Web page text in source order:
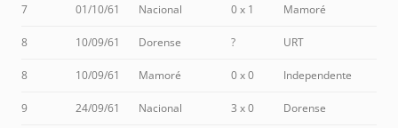
7 01/10/61 Nacional 0 x 1 Mamoré
8 10/09/61 Dorense ? URT
8 10/09/61 Mamoré 0 x 0 Independente
9 24/09/61 Nacional 3 x 0 Dorense